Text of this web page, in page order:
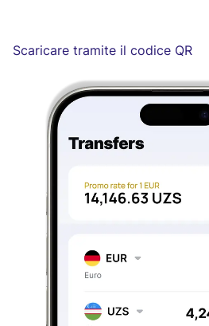
Scaricare tramite il codice QR